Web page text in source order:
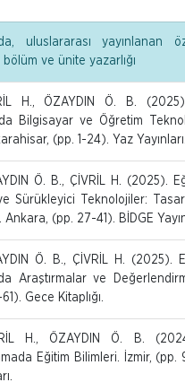
uluslararası yayınlanan
bölüm ve ünite yazarlığı
H., ÖZAYDIN Ö. B.
Bilgisayar ve Öğretim
(pp. 1-24). Yaz Yayınları.
Ö. B., ÇİVRİL H. (2025).
Sürükleyici Teknolojiler:
Ankara, (pp. 27-41). BİDGE
Ö. B., ÇİVRİL H. (2025).
Araştırmalar ve
Gece Kitaplığı.
H., ÖZAYDIN Ö. B.
Eğitim Bilimleri. İzmir, (pp.